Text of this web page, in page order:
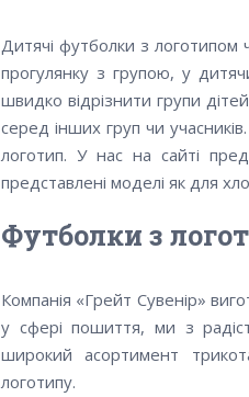
Дитячі футболки з
прогулянку з групою, у
швидко відрізнити групи
серед інших груп чи
логотип. У нас на сайті
представлені моделі як для
Футболки з
Компанія «Грейт Сувенір»
у сфері пошиття, ми з
широкий асортимент
логотипу.